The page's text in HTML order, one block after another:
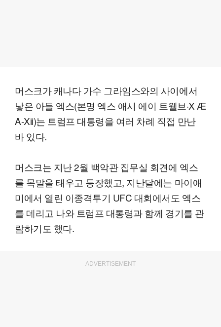
머스크가 캐나다 가수 그라임스와의 사이에서
낳은 아들 엑스(본명 엑스 애시 에이 트웰브·X Æ
A-Xii)는 트럼프 대통령을 여러 차례 직접 만난
바 있다.
머스크는 지난 2월 백악관 집무실 회견에 엑스
를 목말을 태우고 등장했고, 지난달에는 마이애
미에서 열린 이종격투기 UFC 대회에서도 엑스
를 데리고 나와 트럼프 대통령과 함께 경기를 관
람하기도 했다.
ADVERTISEMENT